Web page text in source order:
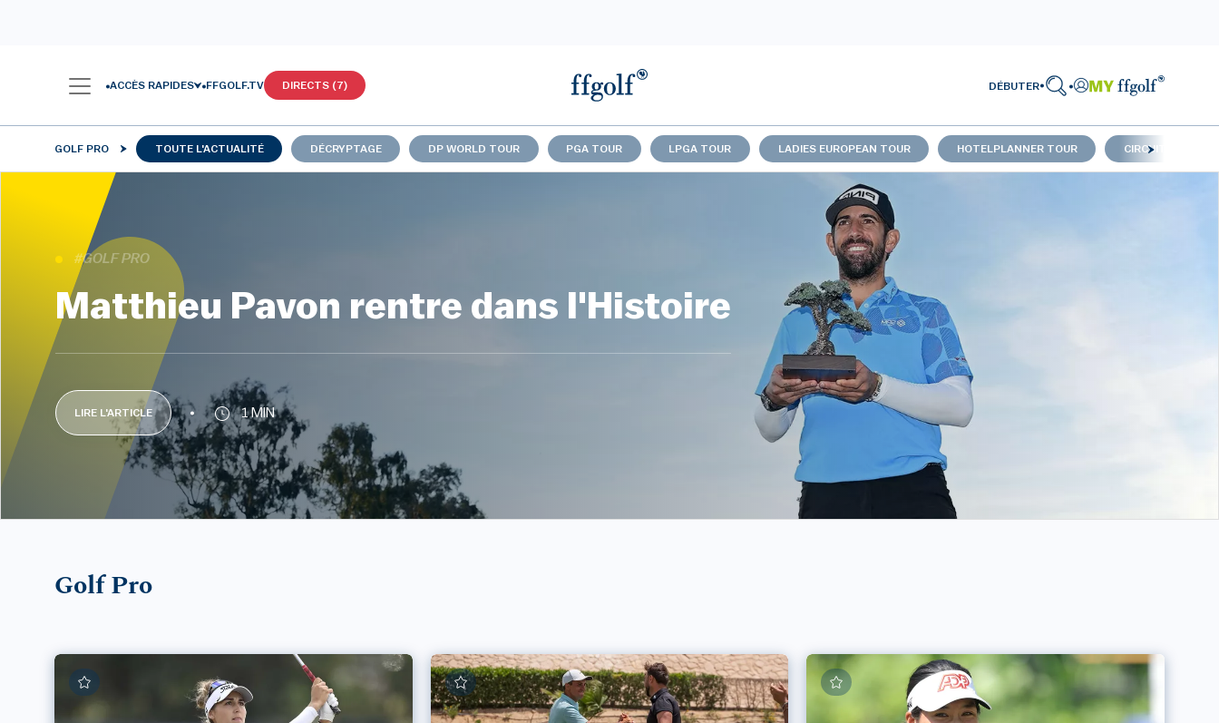
ACCÈS RAPIDES FFGOLF.TV DIRECTS (7) DÉBUTER
GOLF PRO TOUTE L'ACTUALITÉ DÉCRYPTAGE DP WORLD TOUR PGA TOUR LPGA TOUR LADIES EUROPEAN TOUR HOTELPLANNER TOUR CIRCUIT
#GOLF PRO
Matthieu Pavon rentre dans l'Histoire
LIRE L'ARTICLE 1 MIN
Golf Pro